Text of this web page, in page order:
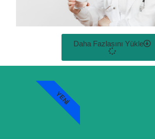
Daha Fazlasını Yükle
YENI